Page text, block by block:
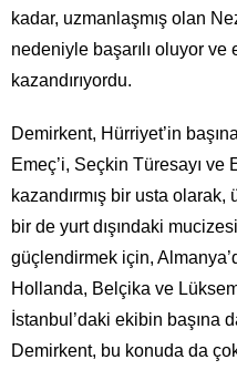
kadar, uzmanlaşmış olan
nedeniyle başarılı oluyor ve
kazandırıyordu.
Demirkent, Hürriyet’in
Emeç’i, Seçkin Türesayı ve
kazandırmış bir usta olarak,
bir de yurt dışındaki mucizesi
güçlendirmek için,
Hollanda, Belçika ve
İstanbul’daki ekibin başına
Demirkent, bu konuda da